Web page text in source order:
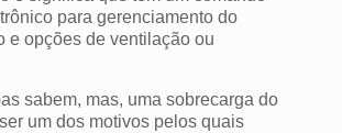
para gerenciamento do
e opções de ventilação ou
sabem, mas, uma sobrecarga do
um dos motivos pelos quais